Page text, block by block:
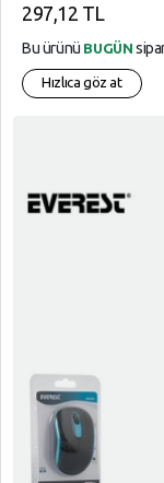
297,12 TL
Bu ürünü BUGÜN
Hızlıca göz at